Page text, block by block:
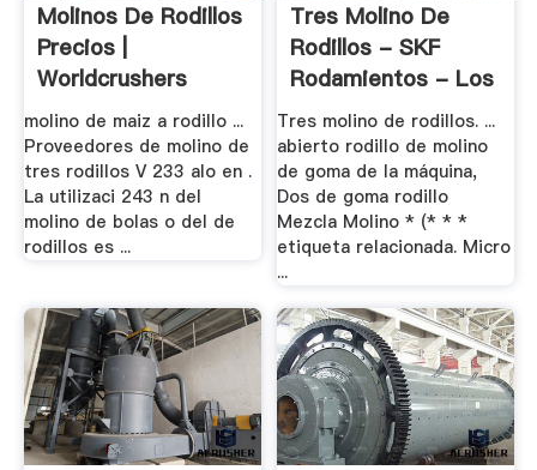
Molinos De Rodillos
Precios |
Worldcrushers
molino de maiz a rodillo ...
Proveedores de molino de
tres rodillos V 233 alo en .
La utilizaci 243 n del
molino de bolas o del de
rodillos es ...
Tres Molino De
Rodillos - SKF
Rodamientos - Los
...
Tres molino de rodillos. ...
abierto rodillo de molino
de goma de la máquina,
Dos de goma rodillo
Mezcla Molino * (* * *
etiqueta relacionada. Micro
...